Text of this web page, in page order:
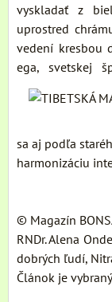
vyskladať z
uprostred
vedení kresbou
ega, svetskej
sa aj podľa
harmonizáciu
© Magazín
RNDr. Alena
dobrých ľudí,
Článok je